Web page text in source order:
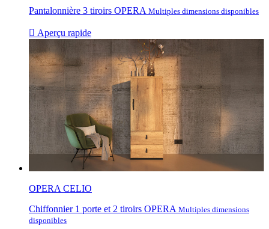
Pantalonnière 3 tiroirs OPERA Multiples dimensions disponibles
 Aperçu rapide
OPERA CELIO
Chiffonnier 1 porte et 2 tiroirs OPERA Multiples dimensions
disponibles